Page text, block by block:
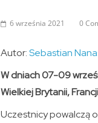
6 września 2021 0
Autor:Sebastian
W dniach 07-09
Wielkiej Brytanii,
Uczestnicy powalczą